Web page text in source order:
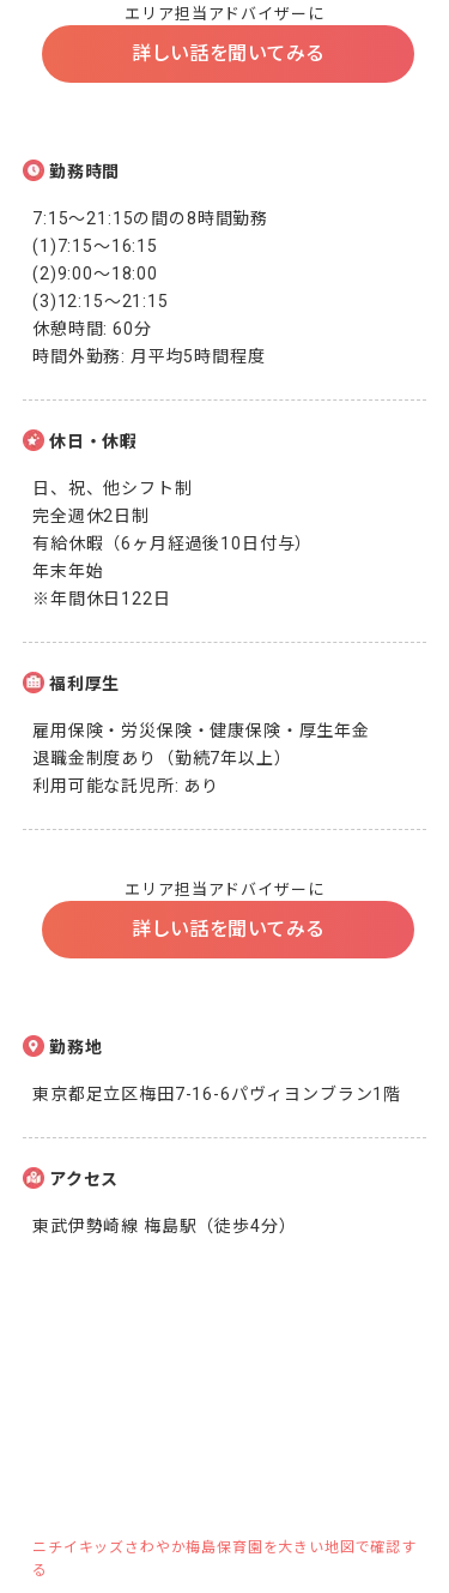
エリア担当アドバイザーに
詳しい話を聞いてみる
勤務時間
7:15～21:15の間の8時間勤務
(1)7:15～16:15
(2)9:00～18:00
(3)12:15～21:15
休憩時間: 60分
時間外勤務: 月平均5時間程度
休日・休暇
日、祝、他シフト制
完全週休2日制
有給休暇（6ヶ月経過後10日付与）
年末年始
※年間休日122日
福利厚生
雇用保険・労災保険・健康保険・厚生年金
退職金制度あり（勤続7年以上）
利用可能な託児所: あり
エリア担当アドバイザーに
詳しい話を聞いてみる
勤務地
東京都足立区梅田7-16-6パヴィヨンブラン1階
アクセス
東武伊勢崎線 梅島駅（徒歩4分）
ニチイキッズさわやか梅島保育園を大きい地図で確認す
る